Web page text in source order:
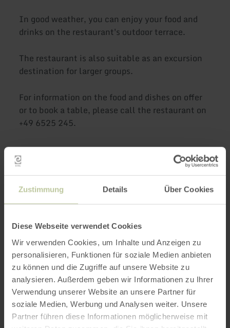
Zustimmung Details Über Cookies
Diese Webseite verwendet Cookies
Wir verwenden Cookies, um Inhalte und Anzeigen zu
personalisieren, Funktionen für soziale Medien anbieten
zu können und die Zugriffe auf unsere Website zu
analysieren. Außerdem geben wir Informationen zu Ihrer
Verwendung unserer Website an unsere Partner für
soziale Medien, Werbung und Analysen weiter. Unsere
Partner führen diese Informationen möglicherweise mit
In good weather, you can enjoy your food and
drinks on the restaurant's outdoor terrace.
The restaurant is also suitable as an excursion
destination for larger groups.
For information on the food and dishes on offer
or to book a table, please call the restaurant on
+49 6525 245.
Further
information
Opening hours
Features / Special features
Categories